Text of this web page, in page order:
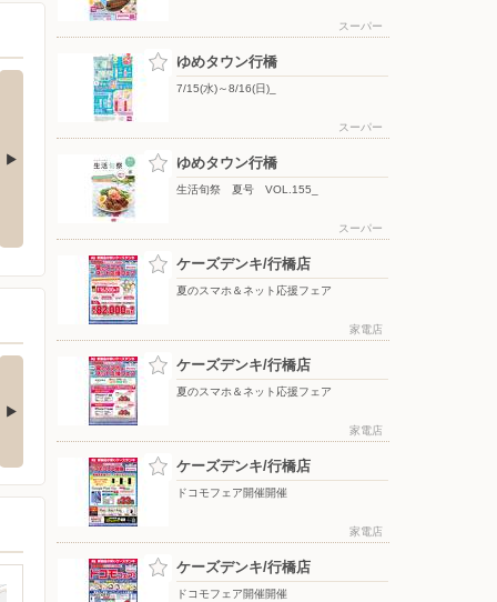
8/1(土)〜8/9(日)_ 7/15(水)〜8/16(日)_
3COINS+plus〉今週
新商品のご案内…
んにちは♪ 3COINS+plus
めタウン行橋店で…
スーパー
ゆめタウン行橋
7/15(水)～8/16(日)_
スーパー
ゆめタウン行橋
生活旬祭 夏号 VOL.155_
スーパー
ケーズデンキ/行橋店
夏のスマホ＆ネット応援フェア
家電店
ケーズデンキ/行橋店
夏のスマホ＆ネット応援フェア
家電店
ケーズデンキ/行橋店
ドコモフェア開催開催
家電店
ケーズデンキ/行橋店
ドコモフェア開催開催